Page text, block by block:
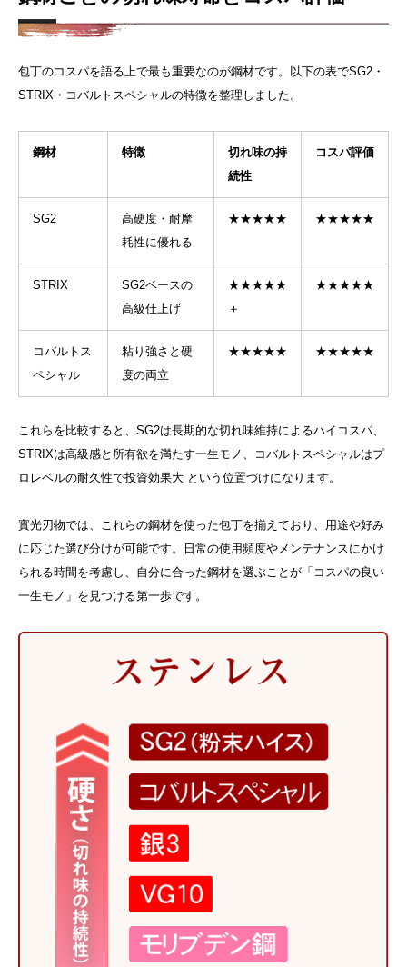
包丁のコスパを語る上で最も重要なのが鋼材です。以下の表でSG2・
STRIX・コバルトスペシャルの特徴を整理しました。
鋼材 特徴
切れ味の持
続性
コスパ評価
SG2
高硬度・耐摩
耗性に優れる
★★★★★ ★★★★★
STRIX
SG2ベースの
高級仕上げ
★★★★★
＋
★★★★★
コバルトス
ペシャル
粘り強さと硬
度の両立
★★★★★ ★★★★★
これらを比較すると、SG2は長期的な切れ味維持によるハイコスパ、
STRIXは高級感と所有欲を満たす一生モノ、コバルトスペシャルはプ
ロレベルの耐久性で投資効果大 という位置づけになります。
實光刃物では、これらの鋼材を使った包丁を揃えており、用途や好み
に応じた選び分けが可能です。日常の使用頻度やメンテナンスにかけ
られる時間を考慮し、自分に合った鋼材を選ぶことが「コスパの良い
一生モノ」を見つける第一歩です。